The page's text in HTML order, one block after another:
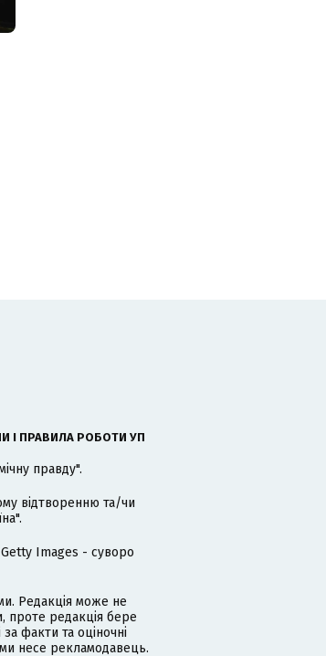
І ПРАВИЛА РОБОТИ УП
правду".
відтворенню та/чи
Getty Images - суворо
Редакція може не
проте редакція бере
факти та оціночні
несе рекламодавець.